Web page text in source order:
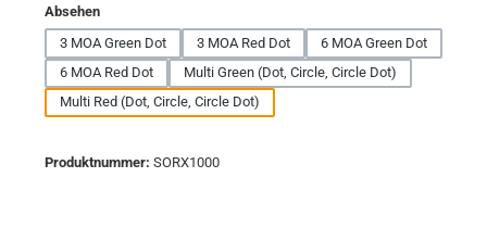
Absehenauswählen
3 MOA Green Dot
3 MOA Red Dot
6 MOA Green Dot
6 MOA Red Dot
Multi Green (Dot, Circle, Circle Dot)
Multi Red (Dot, Circle, Circle Dot)
Produktnummer: SORX1000